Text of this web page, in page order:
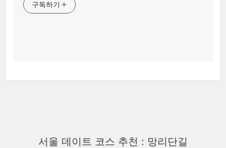
구독하기
서울 데이트 코스 추천 : 망리단길